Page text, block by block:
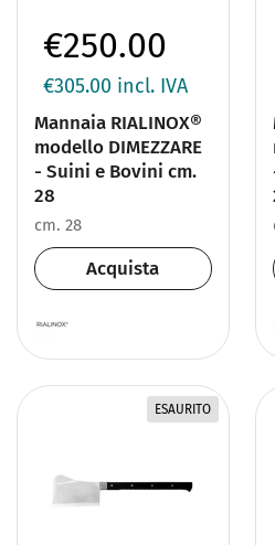
€250.00
€305.00 incl. IVA
Mannaia RIALINOX®
modello DIMEZZARE
- Suini e Bovini cm.
28
cm. 28
Acquista
ESAURITO